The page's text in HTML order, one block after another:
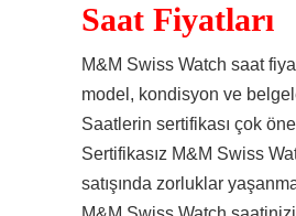
Saat Fiyatları
M&M Swiss Watch saat
model, kondisyon ve
Saatlerin sertifikası çok
Sertifikasız M&M Swiss
satışında zorluklar